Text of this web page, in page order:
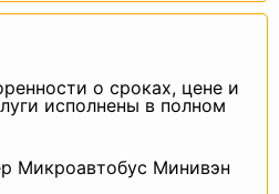
о сроках, цене и
исполнены в полном
Микроавтобус Минивэн
передачу
данных,
и уничтожить
данные в порядке
Законом
данных;
иные обязанности,
и обязанности